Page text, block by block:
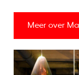
Meer over